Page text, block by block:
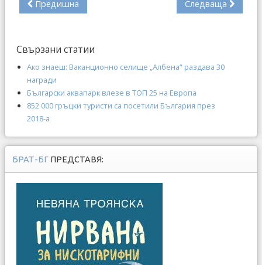
Предишна Следваща
Свързани статии
Ако знаеш: Ваканционно селище „Албена“ раздава 30
награди
Български аквапарк влезе в ТОП 25 на Европа
852 000 гръцки туристи са посетили България през
2018-а
БРАТ-БГ ПРЕДСТАВЯ: